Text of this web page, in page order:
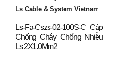
Halogen Free
Acid And
Corrosive Gases
Ls Cable & System Vietnam
Ls-Fa-Cszs-02-100S-C Cáp
Chống Cháy Chống Nhiễu
Ls 2X1.0Mm2